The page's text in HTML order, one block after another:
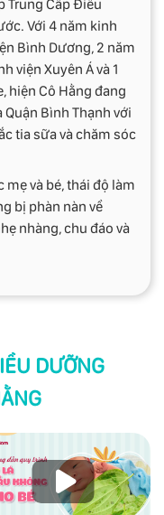
Trung Cấp Điều
Với 4 năm kinh
Bình Dương, 2 năm
viện Xuyên Á và 1
hiện Cô Hằng đang
Bình Thạnh với
tia sữa và chăm sóc
và bé, thái độ làm
bị phàn nàn về
nhàng, chu đáo và
DƯỠNG